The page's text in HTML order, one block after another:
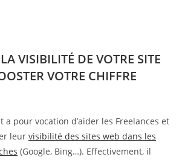
VISIBILITÉ DE VOTRE SITE
VOTRE CHIFFRE
a pour vocation d’aider les Freelances et
leur visibilité des sites web dans les
(Google, Bing…). Effectivement, il